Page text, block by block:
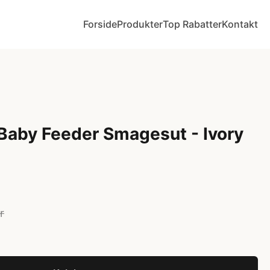
ForsideProdukterTop RabatterKontakt
Feeder Smagesut - Ivory